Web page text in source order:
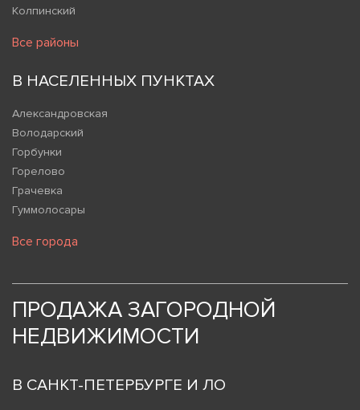
Колпинский
Все районы
В НАСЕЛЕННЫХ ПУНКТАХ
Александровская
Володарский
Горбунки
Горелово
Грачевка
Гуммолосары
Все города
ПРОДАЖА ЗАГОРОДНОЙ
НЕДВИЖИМОСТИ
В САНКТ-ПЕТЕРБУРГЕ И ЛО